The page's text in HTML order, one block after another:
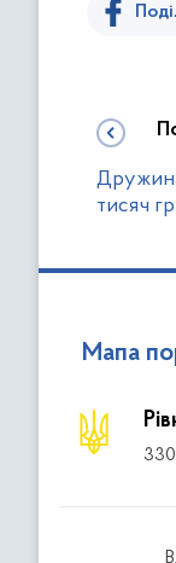
тисяч
Мапа